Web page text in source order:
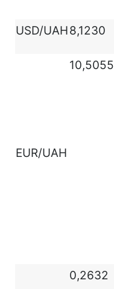
USD/UAH8,1230
EUR/UAH
10,5055
0,2632